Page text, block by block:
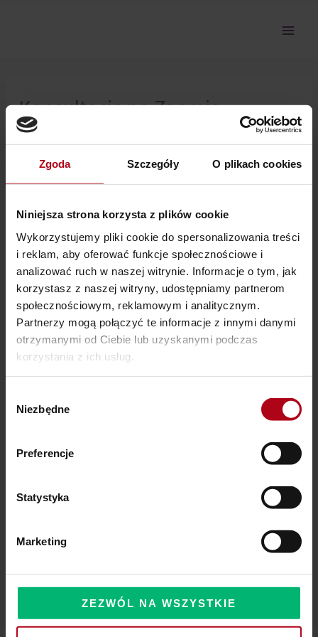
Zgoda Szczegóły O plikach cookies
Niniejsza strona korzysta z plików cookie
Wykorzystujemy pliki cookie do spersonalizowania treści
i reklam, aby oferować funkcje społecznościowe i
analizować ruch w naszej witrynie. Informacje o tym, jak
korzystasz z naszej witryny, udostępniamy partnerom
społecznościowym, reklamowym i analitycznym.
Partnerzy mogą połączyć te informacje z innymi danymi
otrzymanymi od Ciebie lub uzyskanymi podczas
korzystania z ich usług.
zgody
Niezbędne
Preferencje
Statystyka
Marketing
ZEZWÓL NA WSZYSTKIE
Ostatnie wpisy
Czy Masz W Portfelu Pożeracza Pieniędzy?
Powinieneś o tym wiedzieć – zbliża się wielka zmiana!
Konsultacje na Zoomie
5.11.2023
Nie można pokazać tej sekcji, ponieważ nie jesteś